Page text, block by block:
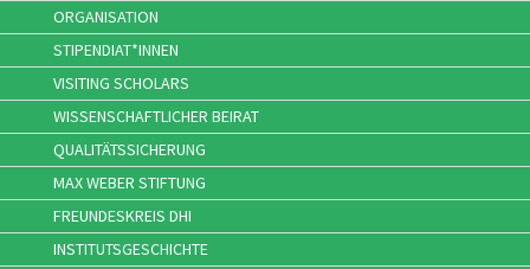
ORGANISATION
STIPENDIAT*INNEN
VISITING SCHOLARS
WISSENSCHAFTLICHER BEIRAT
QUALITÄTSSICHERUNG
MAX WEBER STIFTUNG
FREUNDESKREIS DHI
INSTITUTSGESCHICHTE